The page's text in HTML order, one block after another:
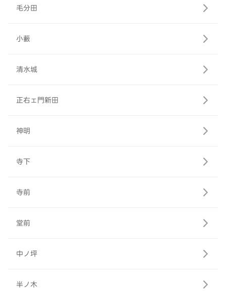
毛分田
小藪
清水城
正右ェ門新田
神明
寺下
寺前
堂前
中ノ坪
半ノ木